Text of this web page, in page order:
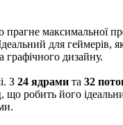
максимальної
для
графічного дизайну.
З 24 ядрами та 32
робить його